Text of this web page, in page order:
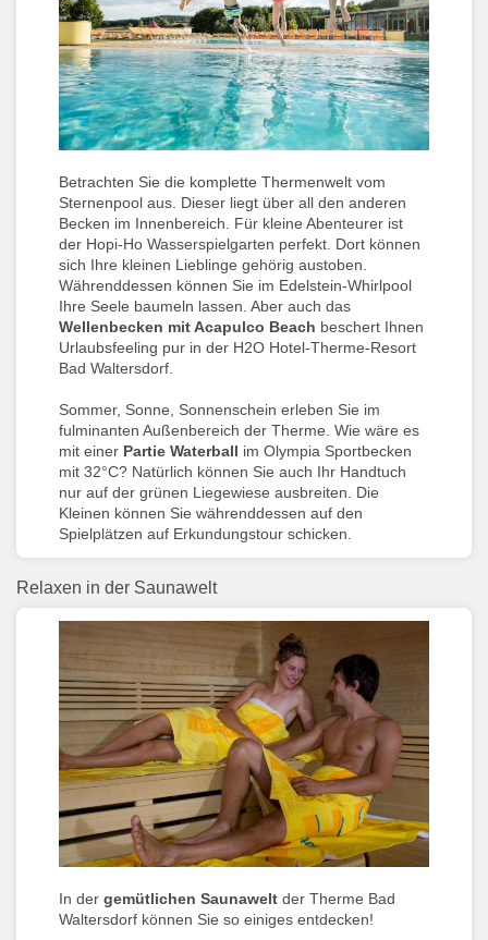
Betrachten Sie die komplette Thermenwelt vom
Sternenpool aus. Dieser liegt über all den anderen
Becken im Innenbereich. Für kleine Abenteurer ist
der Hopi-Ho Wasserspielgarten perfekt. Dort können
sich Ihre kleinen Lieblinge gehörig austoben.
Währenddessen können Sie im Edelstein-Whirlpool
Ihre Seele baumeln lassen. Aber auch das
Wellenbecken mit Acapulco Beach beschert Ihnen
Urlaubsfeeling pur in der H2O Hotel-Therme-Resort
Bad Waltersdorf.
Sommer, Sonne, Sonnenschein erleben Sie im
fulminanten Außenbereich der Therme. Wie wäre es
mit einer Partie Waterball im Olympia Sportbecken
mit 32°C? Natürlich können Sie auch Ihr Handtuch
nur auf der grünen Liegewiese ausbreiten. Die
Kleinen können Sie währenddessen auf den
Spielplätzen auf Erkundungstour schicken.
Relaxen in der Saunawelt
In der gemütlichen Saunawelt der Therme Bad
Waltersdorf können Sie so einiges entdecken!